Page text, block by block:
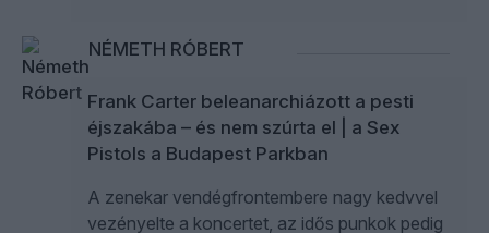
NÉMETH RÓBERT
Frank Carter beleanarchiázott a pesti
éjszakába – és nem szúrta el | a Sex
Pistols a Budapest Parkban
A zenekar vendégfrontembere nagy kedvvel
vezényelte a koncertet, az idős punkok pedig